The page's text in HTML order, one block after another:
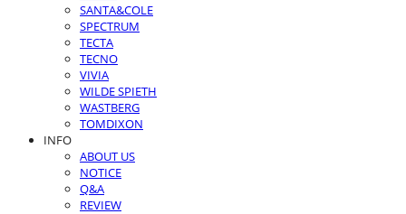
SANTA&COLE
SPECTRUM
TECTA
TECNO
VIVIA
WILDE SPIETH
WASTBERG
TOMDIXON
INFO
ABOUT US
NOTICE
Q&A
REVIEW